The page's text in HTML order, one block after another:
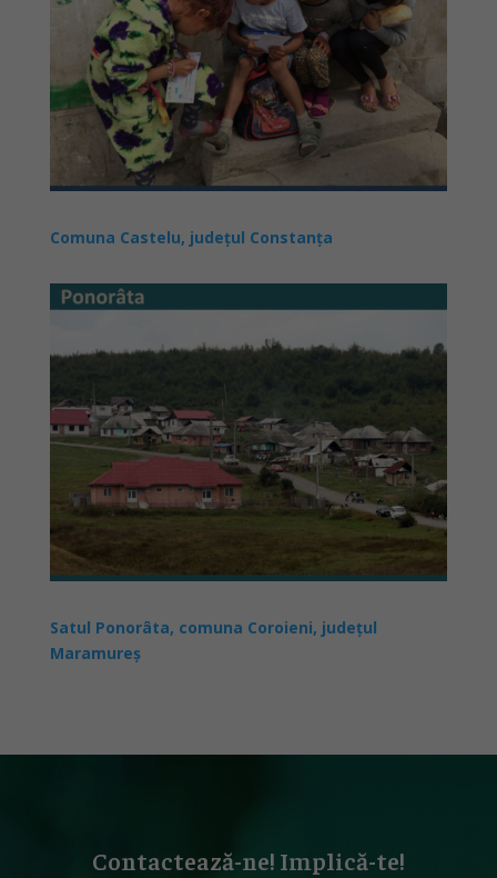
Comuna Castelu, județul Constanța
Satul Ponorâta, comuna Coroieni, județul
Maramureș
Contactează-ne! Implică-te!